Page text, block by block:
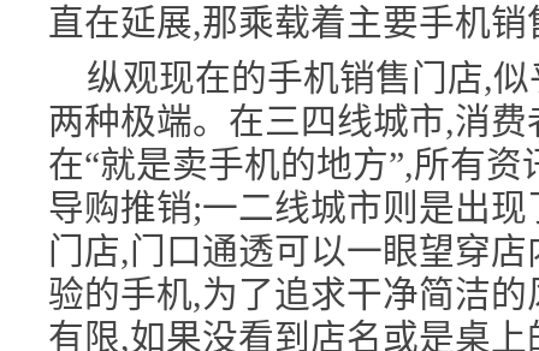
直在延展,那乘载着主要手机
纵观现在的手机销售门店,
两种极端。在三四线城市,消
在“就是卖手机的地方”,所有
导购推销;一二线城市则是出
门店,门口通透可以一眼望穿
验的手机,为了追求干净简洁
有限,如果没看到店名或是桌